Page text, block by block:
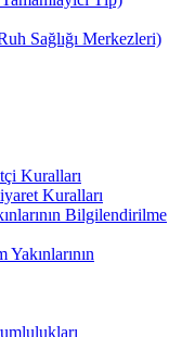
Sağlığı Merkezleri)
Kuralları
Kuralları
Bilgilendirilme